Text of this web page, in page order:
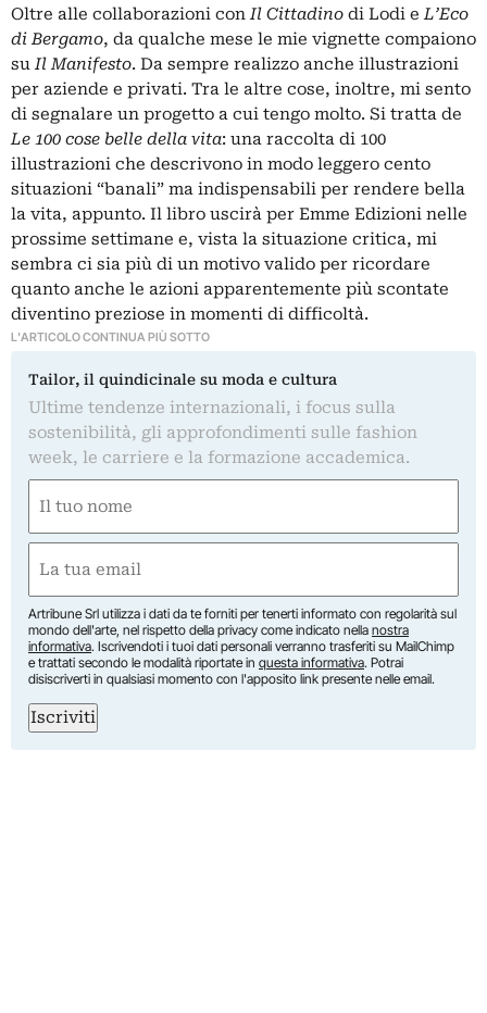
Oltre alle collaborazioni conIl Cittadino di Lodi eL’Eco
di Bergamo, da qualche mese le mie vignette compaiono
suIl Manifesto. Da sempre realizzo anche illustrazioni
per aziende e privati. Tra le altre cose, inoltre, mi sento
di segnalare un progetto a cui tengo molto. Si tratta de
Le 100 cose belle della vita: una raccolta di 100
illustrazioni che descrivono in modo leggero cento
situazioni “banali” ma indispensabili per rendere bella
la vita, appunto. Il libro uscirà per Emme Edizioni nelle
prossime settimane e, vista la situazione critica, mi
sembra ci sia più di un motivo valido per ricordare
quanto anche le azioni apparentemente più scontate
diventino preziose in momenti di difficoltà.
L'ARTICOLO CONTINUA PIÙ SOTTO
Tailor, il quindicinale su moda e cultura
Ultime tendenze internazionali, i focus sulla
sostenibilità, gli approfondimenti sulle fashion
week, le carriere e la formazione accademica.
(Required)
First
(Required)
Artribune Srl utilizza i dati da te forniti per tenerti informato con regolarità sul
mondo dell'arte, nel rispetto della privacy come indicato nella nostra
informativa. Iscrivendoti i tuoi dati personali verranno trasferiti su MailChimp
e trattati secondo le modalità riportate in questa informativa. Potrai
disiscriverti in qualsiasi momento con l'apposito link presente nelle email.
Iscriviti